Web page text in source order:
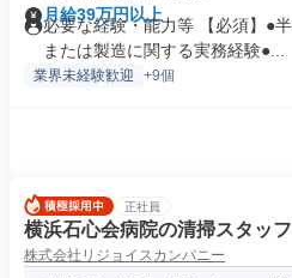
月給39万円以上
必要な経験・能力等 【必須】●
または製造に関する実務経験●...
業界未経験歓迎 +9個
正社員
横浜石心会病院の清掃スタッフ
株式会社リジョイスカンパニー